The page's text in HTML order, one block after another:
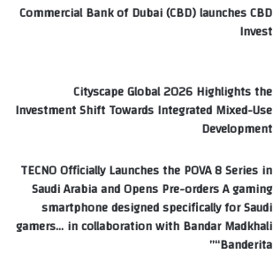
Commercial Bank of Dubai (CBD) launches CBD
Invest
Cityscape Global 2026 Highlights the
Investment Shift Towards Integrated Mixed-Use
Development
TECNO Officially Launches the POVA 8 Series in
Saudi Arabia and Opens Pre-orders A gaming
smartphone designed specifically for Saudi
gamers… in collaboration with Bandar Madkhali
“Banderita”